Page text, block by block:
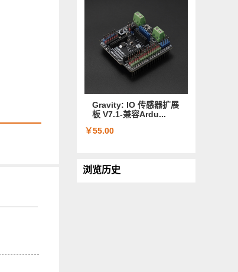
Gravity: IO 传感器扩展
板 V7.1-兼容Ardu...
￥55.00
浏览历史